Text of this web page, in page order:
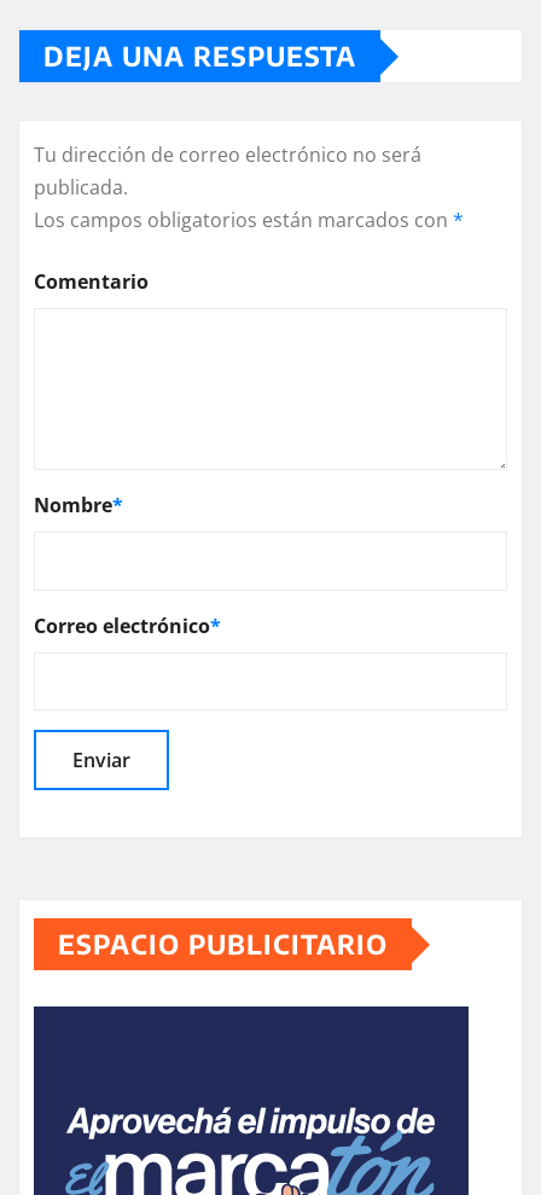
DEJA UNA RESPUESTA
Tu dirección de correo electrónico no será
publicada.
Los campos obligatorios están marcados con *
Comentario
Nombre*
Correo electrónico*
ESPACIO PUBLICITARIO